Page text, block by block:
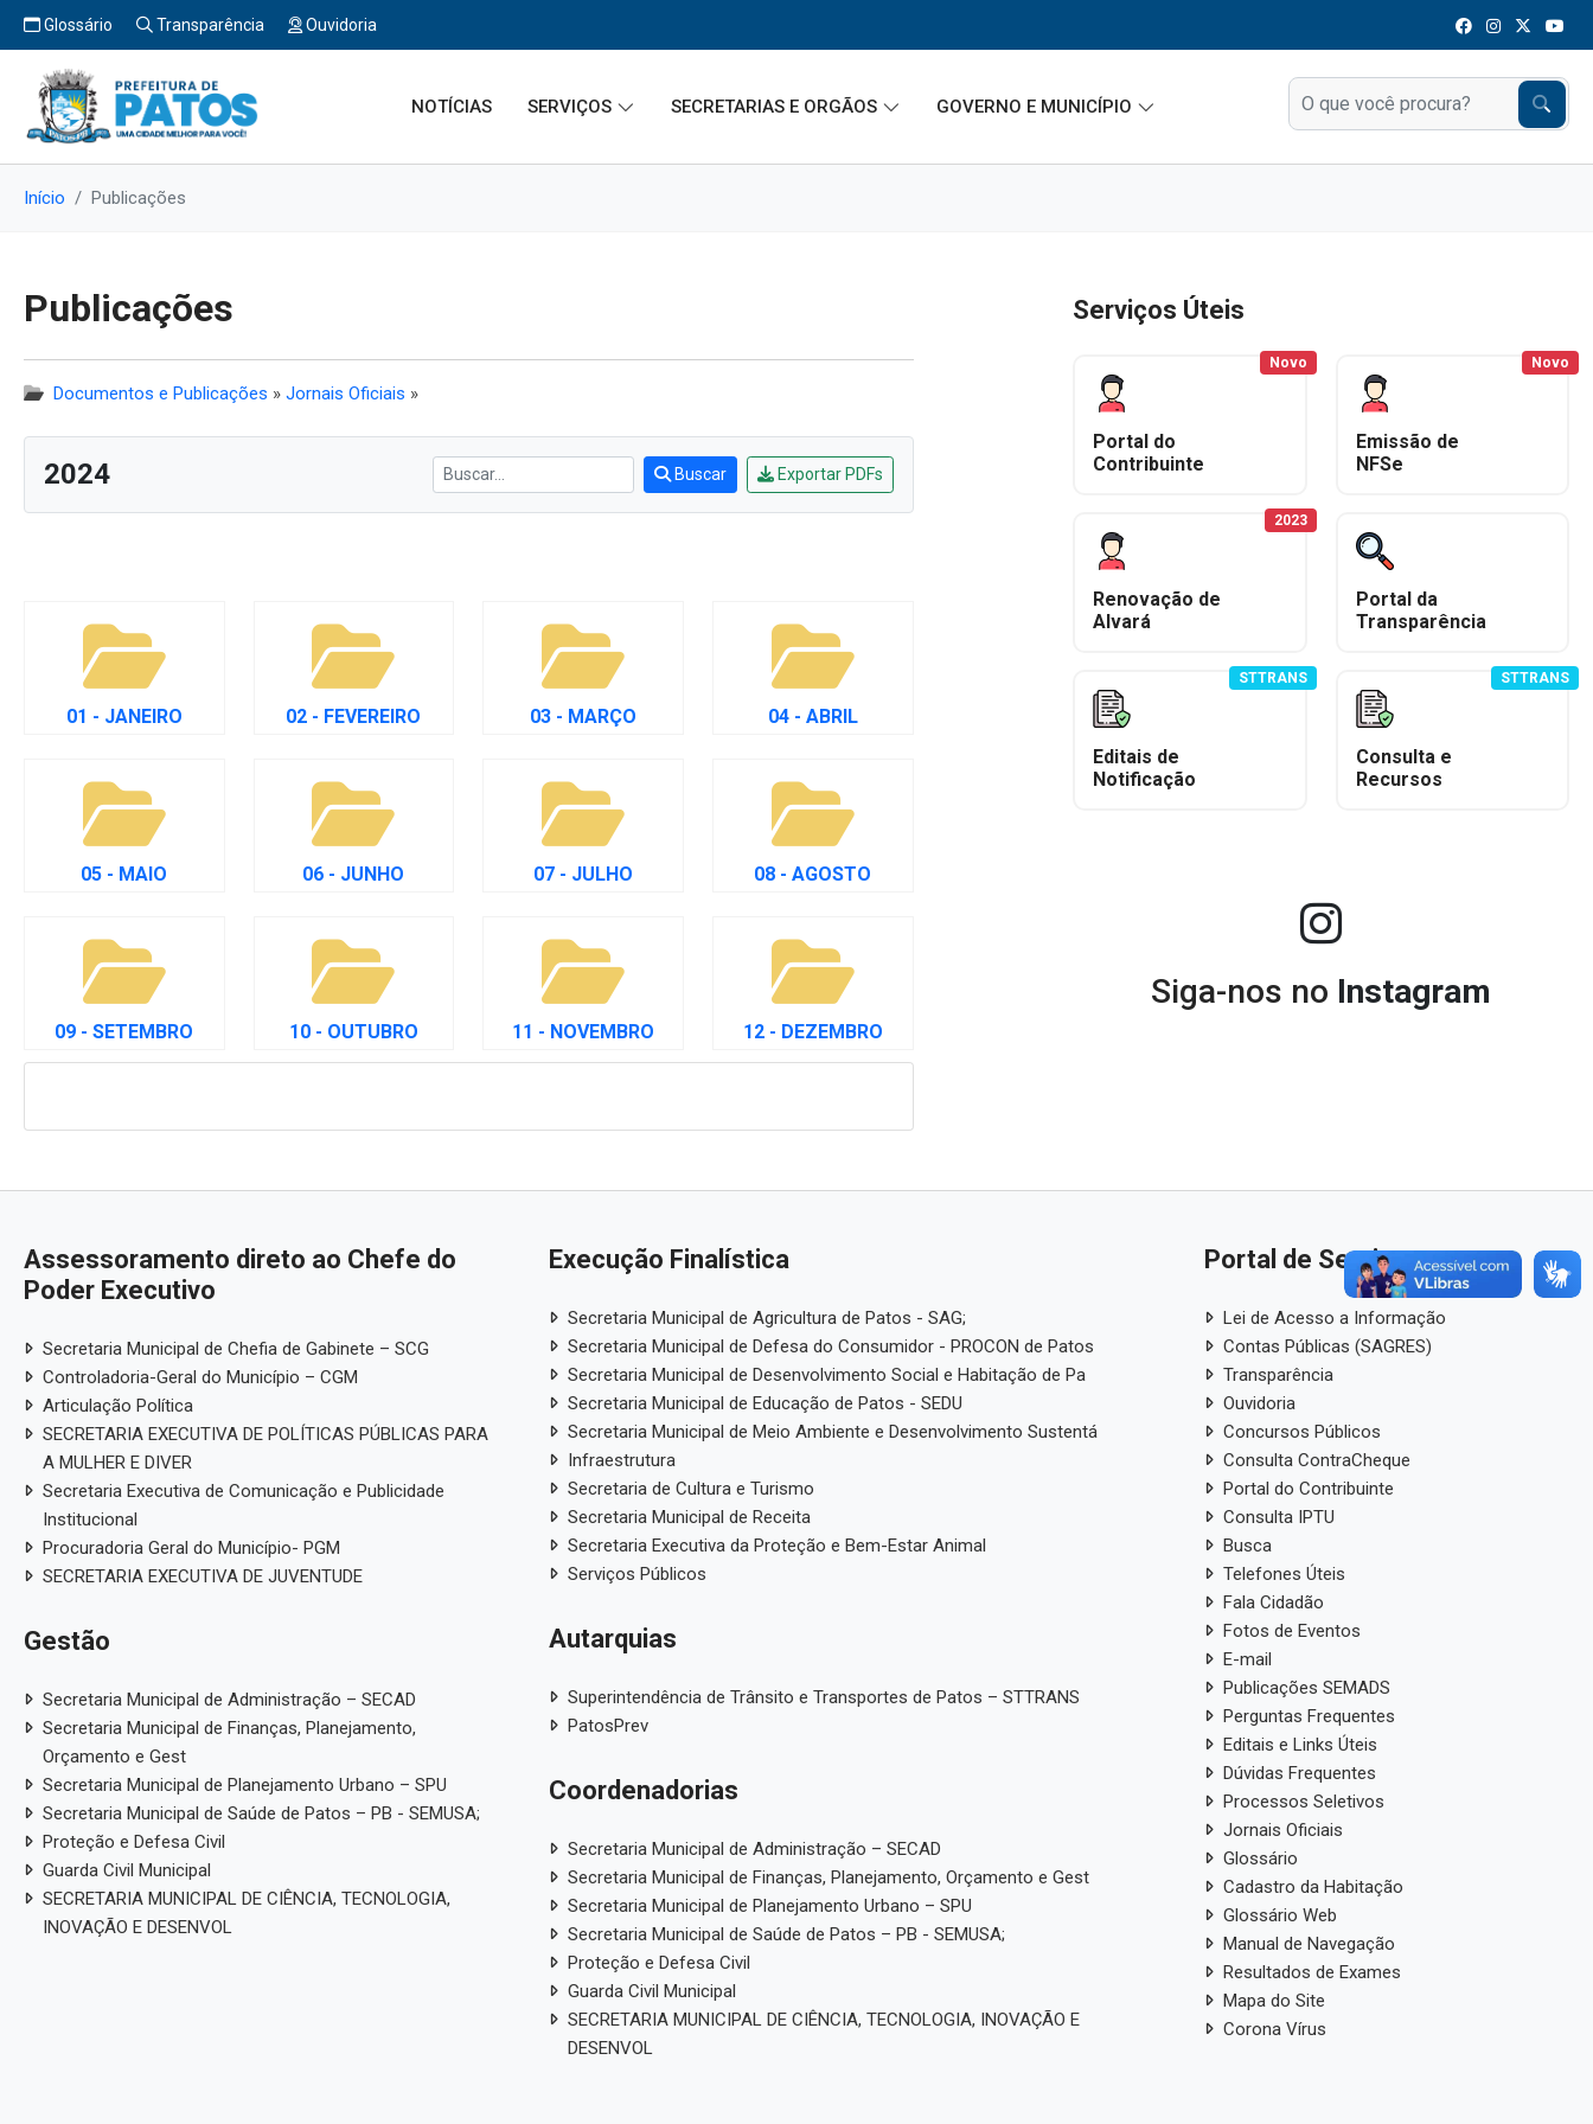
Glossário Transparência Ouvidoria
NOTÍCIAS SERVIÇOS SECRETARIAS E ORGÃOS GOVERNO E MUNICÍPIO
Início Publicações
Publicações
Documentos e Publicações » Jornais Oficiais »
2024 Buscar Exportar PDFs
01 - JANEIRO 02 - FEVEREIRO 03 - MARÇO 04 - ABRIL
05 - MAIO 06 - JUNHO 07 - JULHO 08 - AGOSTO
09 - SETEMBRO 10 - OUTUBRO 11 - NOVEMBRO 12 - DEZEMBRO
Serviços Úteis
Portal do
Contribuinte
Novo
Emissão de
NFSe
Novo
Renovação de
Alvará
2023
Portal da
Transparência
Editais de
Notificação
STTRANS
Consulta e
Recursos
STTRANS
Siga-nos no Instagram
Assessoramento direto ao Chefe do
Poder Executivo
Secretaria Municipal de Chefia de Gabinete – SCG
Controladoria-Geral do Município – CGM
Articulação Política
SECRETARIA EXECUTIVA DE POLÍTICAS PÚBLICAS PARA
A MULHER E DIVER
Secretaria Executiva de Comunicação e Publicidade
Institucional
Procuradoria Geral do Município- PGM
SECRETARIA EXECUTIVA DE JUVENTUDE
Gestão
Secretaria Municipal de Administração – SECAD
Secretaria Municipal de Finanças, Planejamento,
Orçamento e Gest
Secretaria Municipal de Planejamento Urbano – SPU
Secretaria Municipal de Saúde de Patos – PB - SEMUSA;
Proteção e Defesa Civil
Guarda Civil Municipal
SECRETARIA MUNICIPAL DE CIÊNCIA, TECNOLOGIA,
INOVAÇÃO E DESENVOL
Execução Finalística
Secretaria Municipal de Agricultura de Patos - SAG;
Secretaria Municipal de Defesa do Consumidor - PROCON de Patos
Secretaria Municipal de Desenvolvimento Social e Habitação de Pa
Secretaria Municipal de Educação de Patos - SEDU
Secretaria Municipal de Meio Ambiente e Desenvolvimento Sustentá
Infraestrutura
Secretaria de Cultura e Turismo
Secretaria Municipal de Receita
Secretaria Executiva da Proteção e Bem-Estar Animal
Serviços Públicos
Autarquias
Superintendência de Trânsito e Transportes de Patos – STTRANS
PatosPrev
Coordenadorias
Secretaria Municipal de Administração – SECAD
Secretaria Municipal de Finanças, Planejamento, Orçamento e Gest
Secretaria Municipal de Planejamento Urbano – SPU
Secretaria Municipal de Saúde de Patos – PB - SEMUSA;
Proteção e Defesa Civil
Guarda Civil Municipal
SECRETARIA MUNICIPAL DE CIÊNCIA, TECNOLOGIA, INOVAÇÃO E
DESENVOL
Portal de Serviços
Lei de Acesso a Informação
Contas Públicas (SAGRES)
Transparência
Ouvidoria
Concursos Públicos
Consulta ContraCheque
Portal do Contribuinte
Consulta IPTU
Busca
Telefones Úteis
Fala Cidadão
Fotos de Eventos
E-mail
Publicações SEMADS
Perguntas Frequentes
Editais e Links Úteis
Dúvidas Frequentes
Processos Seletivos
Jornais Oficiais
Glossário
Cadastro da Habitação
Glossário Web
Manual de Navegação
Resultados de Exames
Mapa do Site
Corona Vírus